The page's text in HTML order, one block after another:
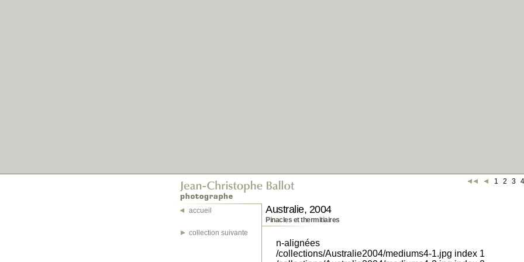
accueil
collection suivante
Australie, 2004
Pinacles et thermitiaires
n-alignées
/collections/Australie2004/mediums4-1.jpg index 1
1 2 3 4